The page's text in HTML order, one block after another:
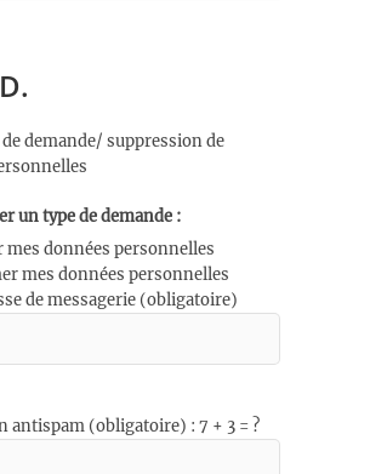
demande/ suppression de
un type de demande :
mes données personnelles
mes données personnelles
de messagerie (obligatoire)
antispam (obligatoire) : 7 + 3 = ?